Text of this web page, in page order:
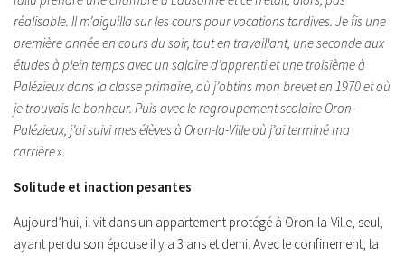
réalisable. Il m’aiguilla sur les cours pour vocations tardives. Je fis une
première année en cours du soir, tout en travaillant, une seconde aux
études à plein temps avec un salaire d’apprenti et une troisième à
Palézieux dans la classe primaire, où j’obtins mon brevet en 1970 et où
je trouvais le bonheur. Puis avec le regroupement scolaire Oron-
Palézieux, j’ai suivi mes élèves à Oron-la-Ville où j’ai terminé ma
carrière ».
Solitude et inaction pesantes
Aujourd’hui, il vit dans un appartement protégé à Oron-la-Ville, seul,
ayant perdu son épouse il y a 3 ans et demi. Avec le confinement, la